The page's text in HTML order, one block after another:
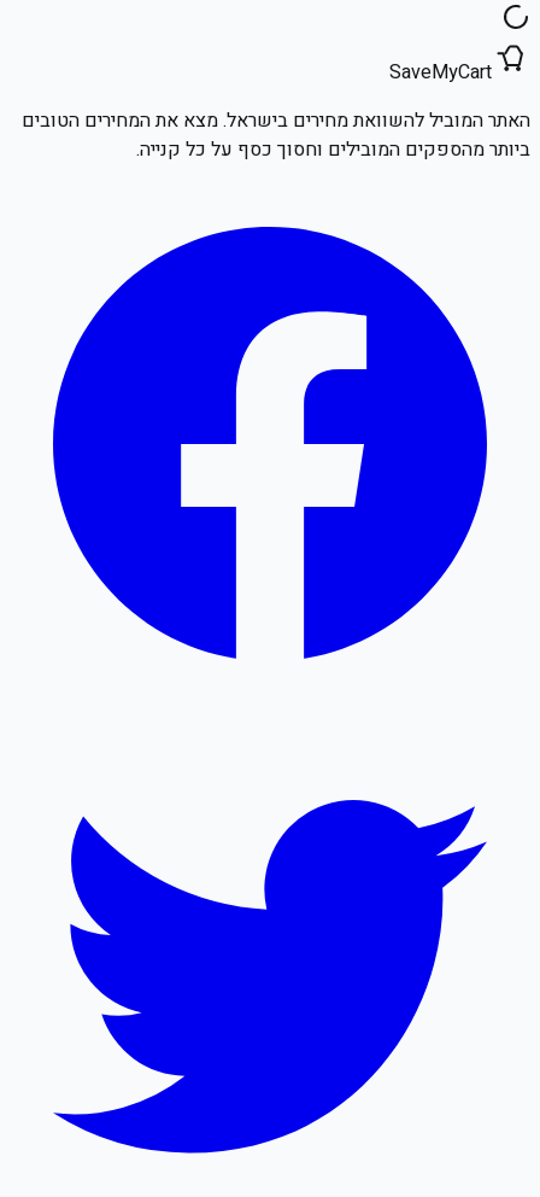
SaveMyCart
האתר המוביל להשוואת מחירים בישראל. מצא את המחירים הטובים
ביותר מהספקים המובילים וחסוך כסף על כל קנייה.